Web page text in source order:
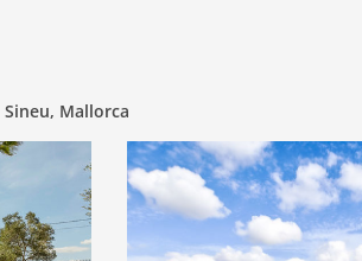
Sineu, Mallorca